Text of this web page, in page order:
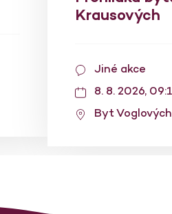
Krausových
Jiné akce
8. 8. 2026,
Byt Voglových